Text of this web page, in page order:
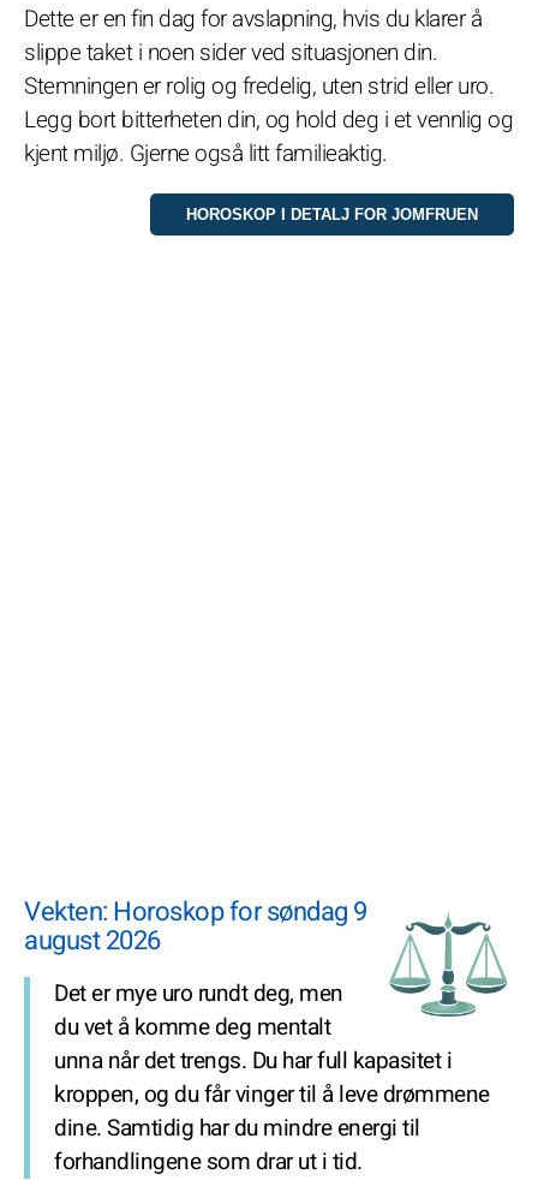
Dette er en fin dag for avslapning, hvis du klarer å
slippe taket i noen sider ved situasjonen din.
Stemningen er rolig og fredelig, uten strid eller uro.
Legg bort bitterheten din, og hold deg i et vennlig og
kjent miljø. Gjerne også litt familieaktig.
Vekten: Horoskop for søndag 9
august 2026
Det er mye uro rundt deg, men
du vet å komme deg mentalt
unna når det trengs. Du har full kapasitet i
kroppen, og du får vinger til å leve drømmene
dine. Samtidig har du mindre energi til
forhandlingene som drar ut i tid.